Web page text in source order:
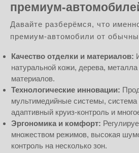
премиум-
Давайте разберёмся, что
премиум-автомобили от
Качество отделки и материалов:
натуральной кожи, дерева, металла
материалов.
Технологические инновации:
мультимедийные системы,
адаптивный круиз-контроль и
Эргономика и комфорт:
множеством режимов, высокая
контроль на несколько зон.